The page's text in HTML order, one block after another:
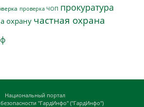
проверка ЧОП прокуратура
охрану частная охрана
Национальный портал
"ГардИнфо" ("ГардИнфо")